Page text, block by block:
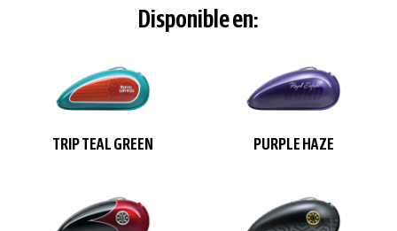
Disponible en:
TRIP TEAL GREEN PURPLE HAZE